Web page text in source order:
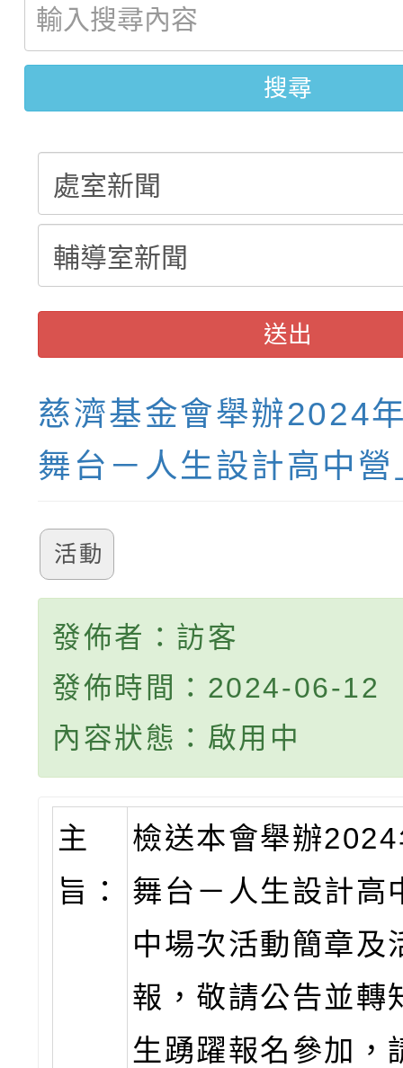
表
敬師藝文競賽』實施計
【甄選結果(第11招)】
學年度第1學期第7次代
結果(第11招)
【甄選結果(第3招)】
學年度第1學期第9次代
結果(第3招)
搜尋
送出
慈濟基金會舉辦2024
舞台－人生設計高中營
活動
發佈者：訪客
發佈時間：2024-06-12
內容狀態：啟用中
主
旨：
檢送本會舉辦
舞台－人生設計高
中場次活動簡章及
報，敬請公告並轉
生踴躍報名參加，